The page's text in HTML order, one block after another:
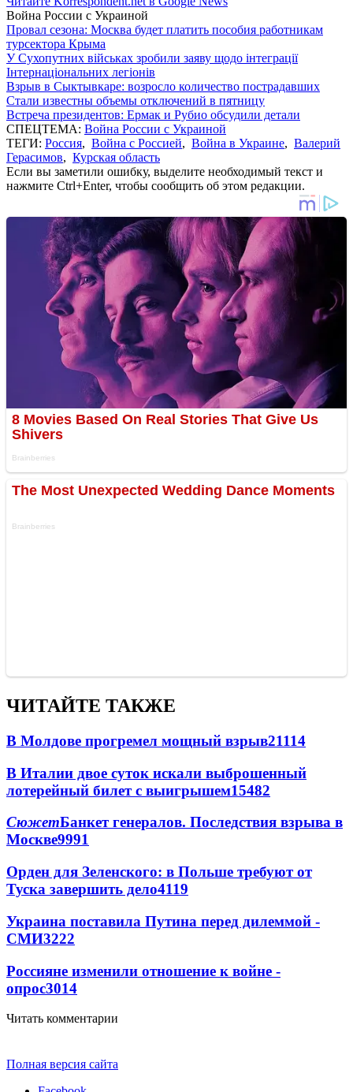
Война России с Украиной
Провал сезона: Москва будет платить пособия работникам
турсектора Крыма
У Сухопутних військах зробили заяву щодо інтеграції
Інтернаціональних легіонів
Взрыв в Сыктывкаре: возросло количество пострадавших
Стали известны объемы отключений в пятницу
Встреча президентов: Ермак и Рубио обсудили детали
СПЕЦТЕМА: Война России с Украиной
ТЕГИ: Россия, Война с Россией, Война в Украине, Валерий
Герасимов, Курская область
Если вы заметили ошибку, выделите необходимый текст и
нажмите Ctrl+Enter, чтобы сообщить об этом редакции.
ЧИТАЙТЕ ТАКЖЕ
В Молдове прогремел мощный взрыв21114
В Италии двое суток искали выброшенный
лотерейный билет с выигрышем15482
СюжетБанкет генералов. Последствия взрыва в
Москве9991
Орден для Зеленского: в Польше требуют от
Туска завершить дело4119
Украина поставила Путина перед дилеммой -
СМИ3222
Россияне изменили отношение к войне -
опрос3014
Читать комментарии
Полная версия сайта